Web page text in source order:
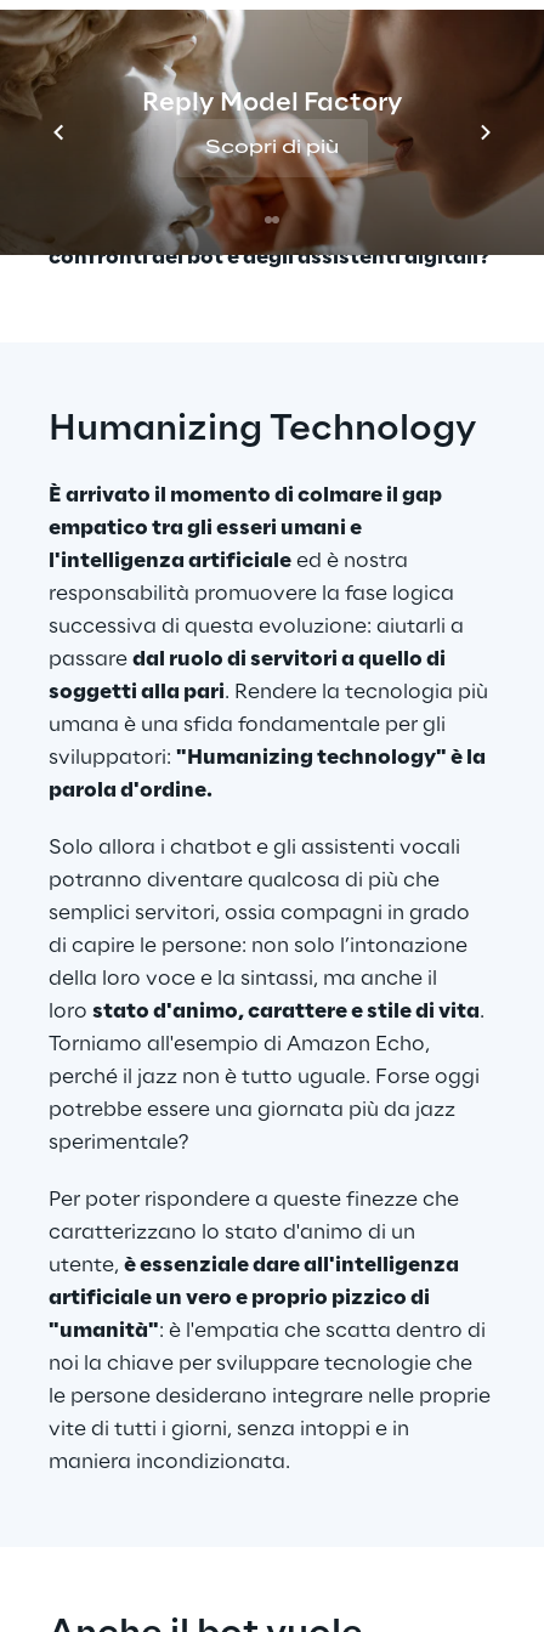
Reply Model Factory
Scopri di più
delusione. Sappiamo quindi di essere ancora
lontani dal raggiungere il massimo delle
possibilità tecniche dei bot e dei servizi di
assistenza vocale. Quali sono i passaggi che
ci mancano per completare questo
percorso? Cosa dobbiamo mettere a punto
per superare le riserve degli utenti nei
confronti dei bot e degli assistenti digitali?
Humanizing Technology
È arrivato il momento di colmare il gap
empatico tra gli esseri umani e
l'intelligenza artificiale ed è nostra
responsabilità promuovere la fase logica
successiva di questa evoluzione: aiutarli a
passare dal ruolo di servitori a quello di
soggetti alla pari. Rendere la tecnologia più
umana è una sfida fondamentale per gli
sviluppatori: "Humanizing technology" è la
parola d'ordine.
Solo allora i chatbot e gli assistenti vocali
potranno diventare qualcosa di più che
semplici servitori, ossia compagni in grado
di capire le persone: non solo l’intonazione
della loro voce e la sintassi, ma anche il
loro stato d'animo, carattere e stile di vita.
Torniamo all'esempio di Amazon Echo,
perché il jazz non è tutto uguale. Forse oggi
potrebbe essere una giornata più da jazz
sperimentale?
Per poter rispondere a queste finezze che
caratterizzano lo stato d'animo di un
utente, è essenziale dare all'intelligenza
artificiale un vero e proprio pizzico di
"umanità": è l'empatia che scatta dentro di
noi la chiave per sviluppare tecnologie che
le persone desiderano integrare nelle proprie
vite di tutti i giorni, senza intoppi e in
maniera incondizionata.